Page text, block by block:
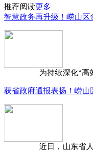
推荐阅读更多
智慧政务再升级！崂山区
为持续深化“高效
获省政府通报表扬！崂山
近日，山东省人